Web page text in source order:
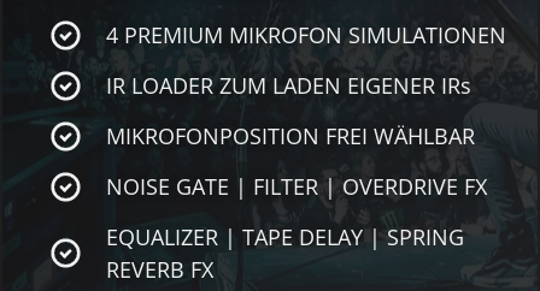
4 PREMIUM MIKROFON SIMULATIONEN
IR LOADER ZUM LADEN EIGENER IRs
MIKROFONPOSITION FREI WÄHLBAR
NOISE GATE | FILTER | OVERDRIVE FX
EQUALIZER | TAPE DELAY | SPRING
REVERB FX